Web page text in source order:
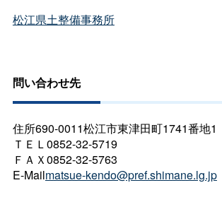
松江県土整備事務所
問い合わせ先
住所690-0011松江市東津田町1741番地1
ＴＥＬ0852-32-5719
ＦＡＸ0852-32-5763
E-Mailmatsue-kendo@pref.shimane.lg.jp